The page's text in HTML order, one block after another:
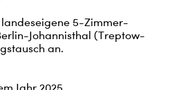
5-Zimmer-
Johannisthal (Treptow-
an.